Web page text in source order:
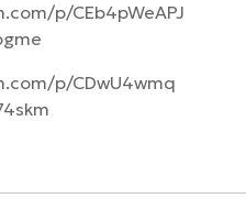
p/CEb4pWeAPJ
p/CDwU4wmq